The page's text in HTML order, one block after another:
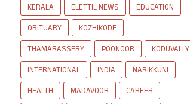
KERALA ELETTIL NEWS
EDUCATION
OBITUARY
KOZHIKODE
THAMARASSERY
POONOOR
KODUVALLY
INTERNATIONAL
INDIA
NARIKKUNI
HEALTH
MADAVOOR
CAREER